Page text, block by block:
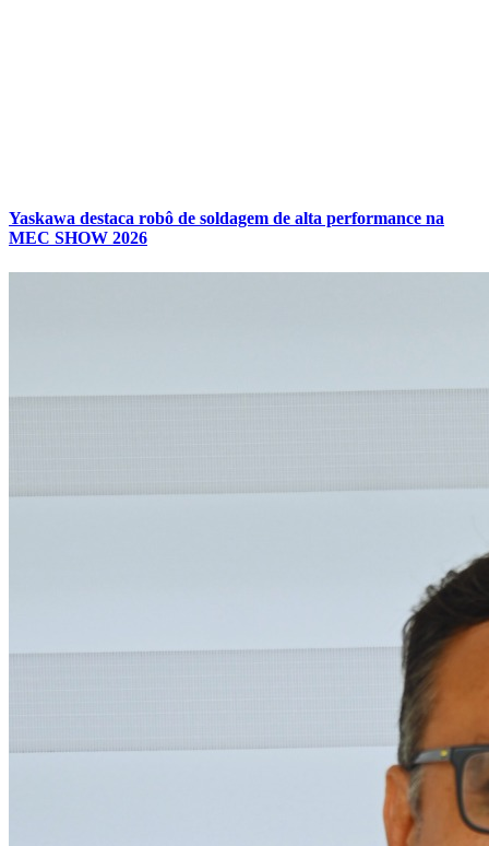
Yaskawa destaca robô de soldagem de alta performance na
MEC SHOW 2026